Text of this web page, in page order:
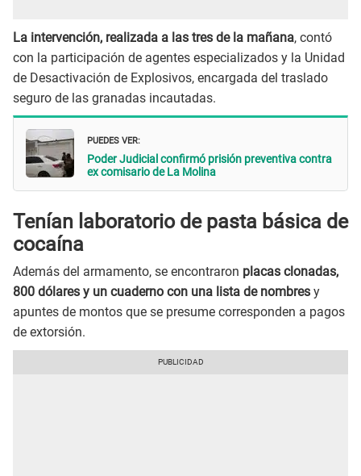
La intervención, realizada a las tres de la mañana, contó
con la participación de agentes especializados y la Unidad
de Desactivación de Explosivos, encargada del traslado
seguro de las granadas incautadas.
PUEDES VER:
Poder Judicial confirmó prisión preventiva contra
ex comisario de La Molina
Tenían laboratorio de pasta básica de
cocaína
Además del armamento, se encontraron placas clonadas,
800 dólares y un cuaderno con una lista de nombres y
apuntes de montos que se presume corresponden a pagos
de extorsión.